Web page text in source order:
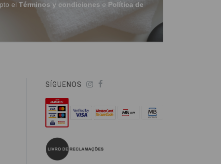
el Términos y condiciones e Política de
SÍGUENOS